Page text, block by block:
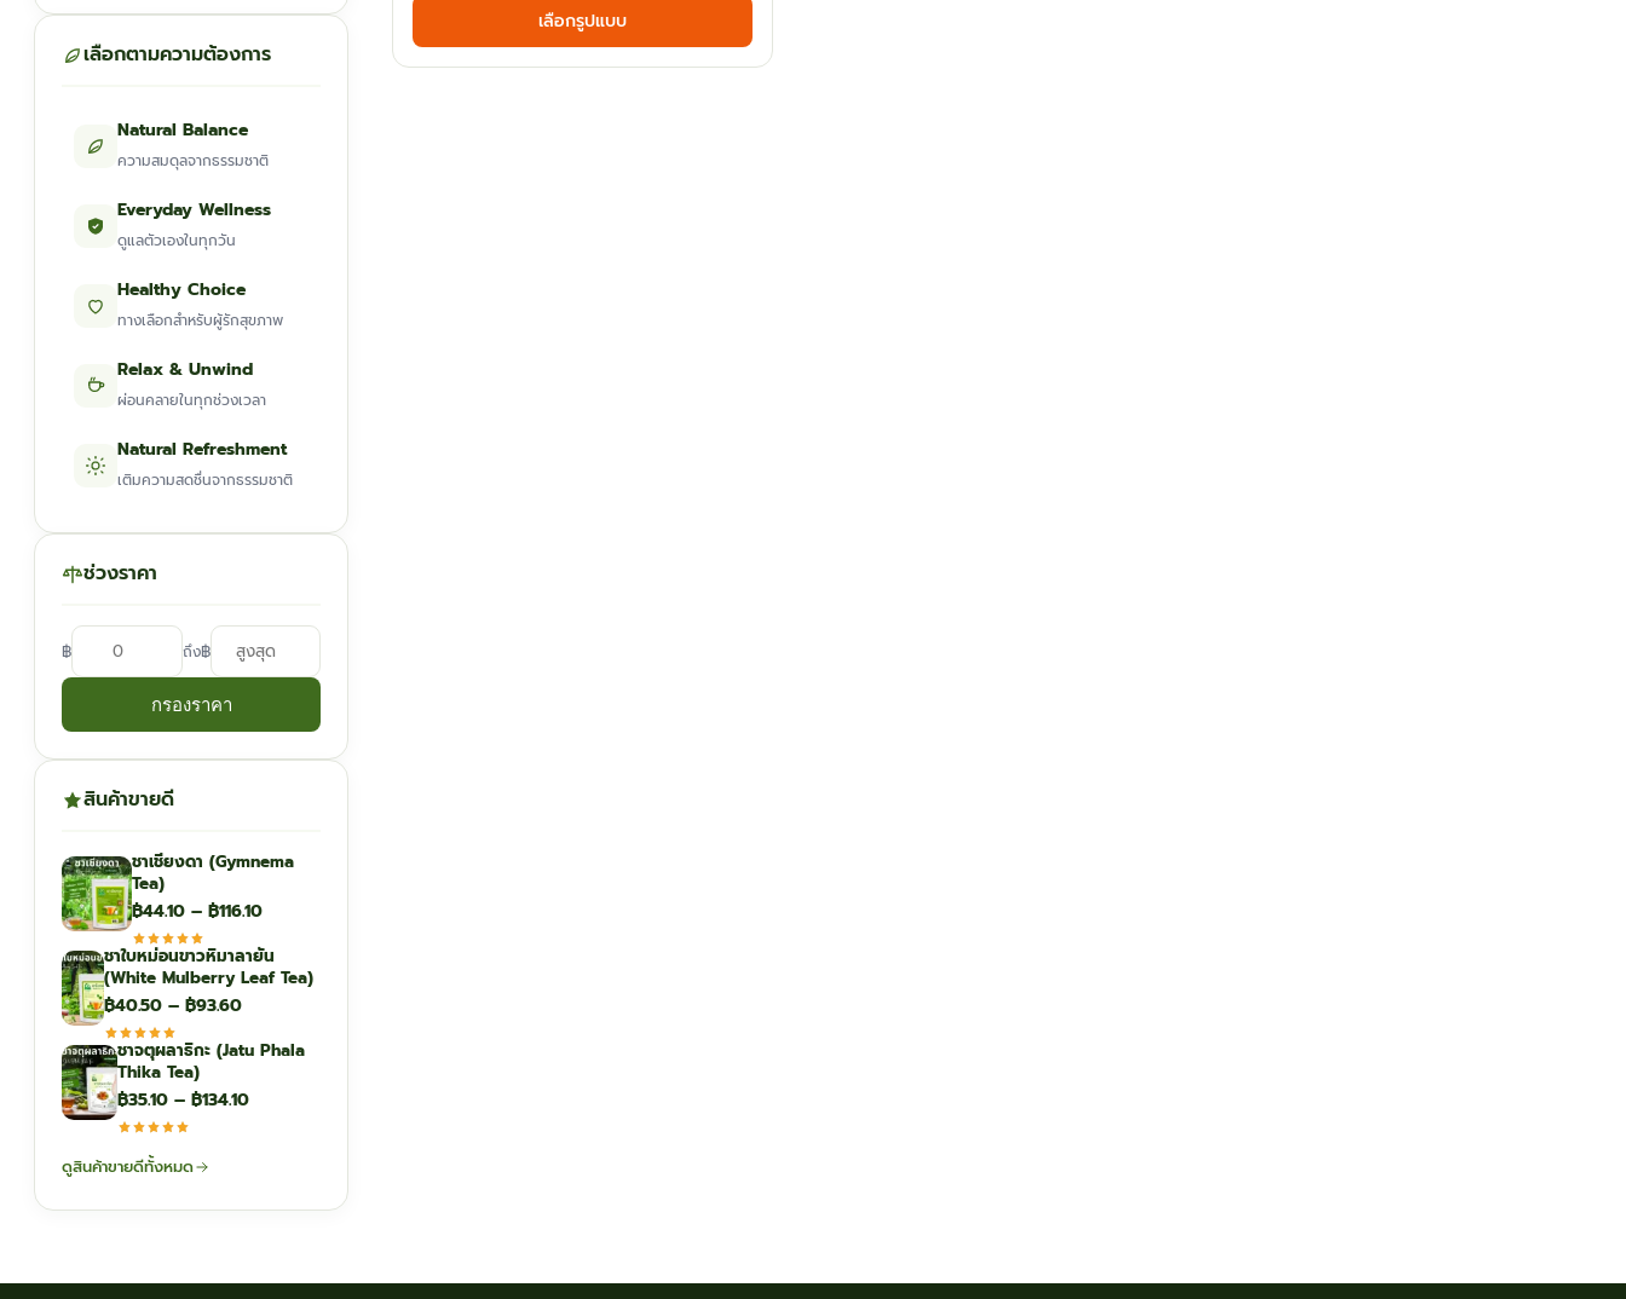
เลือกตามความต้องการ
Natural Balance
ความสมดุลจากธรรมชาติ
Everyday Wellness
ดูแลตัวเองในทุกวัน
Healthy Choice
ทางเลือกสำหรับผู้รักสุขภาพ
Relax & Unwind
ผ่อนคลายในทุกช่วงเวลา
Natural Refreshment
เติมความสดชื่นจากธรรมชาติ
ช่วงราคา
฿ ถึง฿
กรองราคา
สินค้าขายดี
ชาเชียงดา (Gymnema
Tea)
฿44.10 – ฿116.10Price
฿44.10
through
ชาใบหม่อนขาวหิมาลายัน
(White Mulberry Leaf Tea)
฿40.50 – ฿93.60Price
฿40.50
฿93.60
ชาจตุผลาธิกะ (Jatu Phala
Thika Tea)
฿35.10 – ฿134.10Price
฿134.10
ดูสินค้าขายดีทั้งหมด
฿53.10
through
เลือกรูปแบบ
has